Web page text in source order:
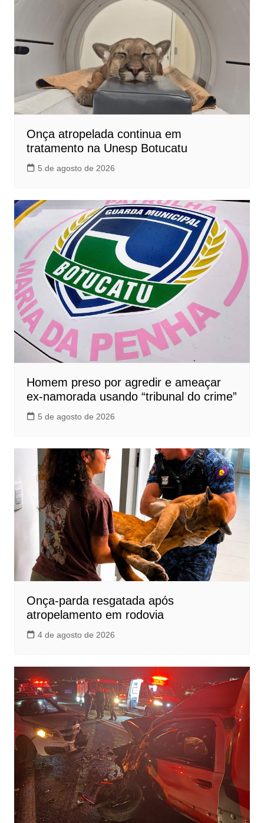
Onça atropelada continua em
tratamento na Unesp Botucatu
5 de agosto de 2026
Homem preso por agredir e ameaçar
ex-namorada usando “tribunal do crime”
5 de agosto de 2026
Onça-parda resgatada após
atropelamento em rodovia
4 de agosto de 2026